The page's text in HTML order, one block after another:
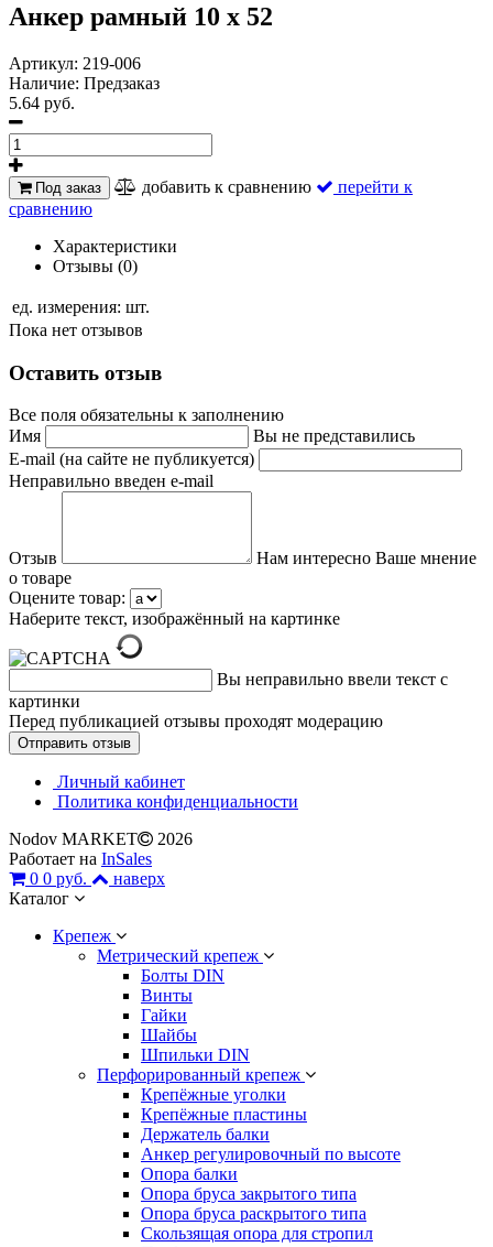
Анкер рамный 10 х 52
Артикул: 219-006
Наличие: Предзаказ
5.64 руб.
Под заказ добавить к сравнению
перейти к
сравнению
Характеристики
Отзывы (0)
ед. измерения: шт.
Пока нет отзывов
Оставить отзыв
Все поля обязательны к заполнению
Имя
Вы не представились
E-mail (на сайте не публикуется)
Неправильно введен e-mail
Отзыв
Нам интересно Ваше мнение
о товаре
Оцените товар:
Наберите текст, изображённый на картинке
Вы неправильно ввели текст с
картинки
Перед публикацией отзывы проходят модерацию
Личный кабинет
Политика конфиденциальности
Nodov MARKET
2026
Работает на InSales
0 0 руб.
наверх
Каталог
Крепеж
Метрический крепеж
Болты DIN
Винты
Гайки
Шайбы
Шпильки DIN
Перфорированный крепеж
Крепёжные уголки
Крепёжные пластины
Держатель балки
Анкер регулировочный по высоте
Опора балки
Опора бруса закрытого типа
Опора бруса раскрытого типа
Скользящая опора для стропил